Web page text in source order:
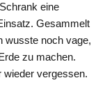
eine
Gesammelt
wusste noch vage,
zu machen.
wieder vergessen.